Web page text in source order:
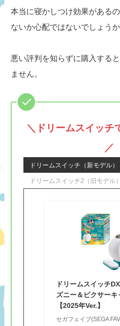
本当に寝かしつけ効果がある
ないか心配ではないでしょうか
悪い評判を知らずに購入する
ません。
＼ ドリームスイッチ
／
ドリームスイッチ（新モデル）
ドリームスイッチ2（旧モデル）
ドリームスイッチ
ズニー＆ピクサーキ
【2025年Ver.】
セガフェイブ(SEGA